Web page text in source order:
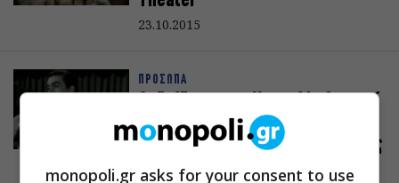
23.10.2015
ΠΡΟΣΩΠΑ
Οι διάδοχοι του Χορν: 14 ηθοποιοί
αποτιμούν τον αντίκτυπο του
βραβείου Χορν στην καριέρα τους
09.03.2015
monopoli.gr asks for your consent to use